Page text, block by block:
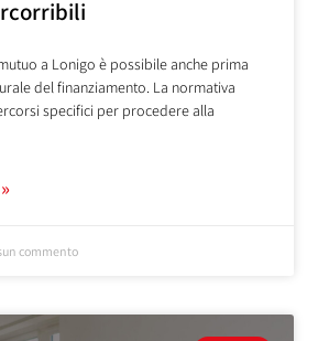
a Lonigo è possibile anche prima
del finanziamento. La normativa
specifici per procedere alla
commento